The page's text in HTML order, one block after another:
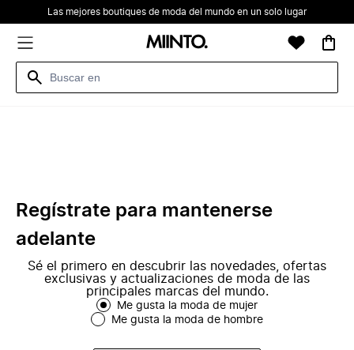
Las mejores boutiques de moda del mundo en un solo lugar
Regístrate para mantenerse
adelante
Sé el primero en descubrir las novedades, ofertas
exclusivas y actualizaciones de moda de las
principales marcas del mundo.
Me gusta la moda de mujer
Me gusta la moda de hombre